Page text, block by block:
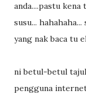
anda....pastu
susu...
yang nak baca tu
ni betul-betul
pengguna